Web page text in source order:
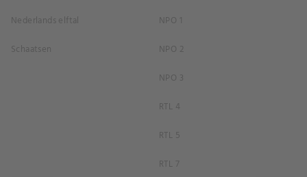
Nederlands elftal
Schaatsen
NPO 1
NPO 2
NPO 3
RTL 4
RTL 5
RTL 7